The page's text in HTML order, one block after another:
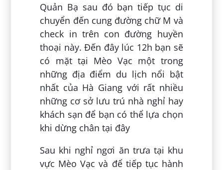
Quản Bạ sau đó bạn tiếp tục di
chuyển đến cung đường chữ M và
check in trên con đường huyền
thoại này. Đến đây lúc 12h bạn sẽ
có mặt tại Mèo Vạc một trong
những địa điểm du lịch nổi bật
nhất của Hà Giang với rất nhiều
những cơ sở lưu trú nhà nghỉ hay
khách sạn để bạn có thể lựa chọn
khi dừng chân tại đây
Sau khi nghỉ ngơi ăn trưa tại khu
vực Mèo Vạc và để tiếp tục hành